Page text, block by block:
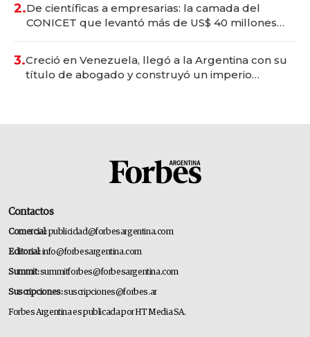
2.De científicas a empresarias: la camada del
CONICET que levantó más de US$ 40 millones
3.Creció en Venezuela, llegó a la Argentina con su
título de abogado y construyó un imperio
Contactos
Comercial:publicidad@forbesargentina.com
Editorial:info@forbesargentina.com
Summit:summitforbes@forbesargentina.com
Suscripciones:suscripciones@forbes.ar
Forbes Argentina es publicada por HT Media SA.